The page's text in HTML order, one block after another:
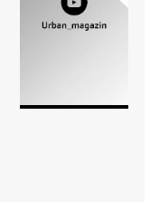
stolom
u